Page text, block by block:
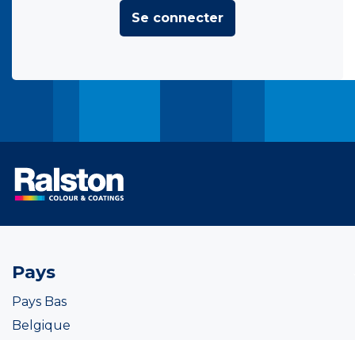
Se connecter
Pays
Pays Bas
Belgique